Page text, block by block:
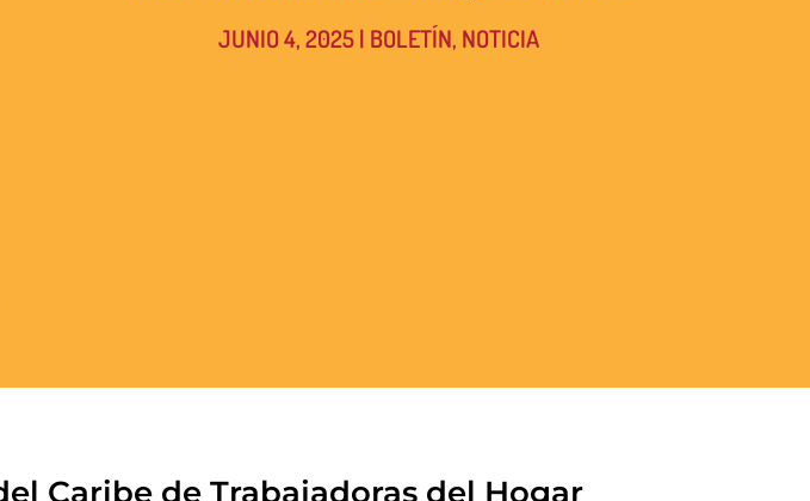
JUNIO 4, 2025| BOLETÍN, NOTICIA
Caribe de Trabajadoras del Hogar